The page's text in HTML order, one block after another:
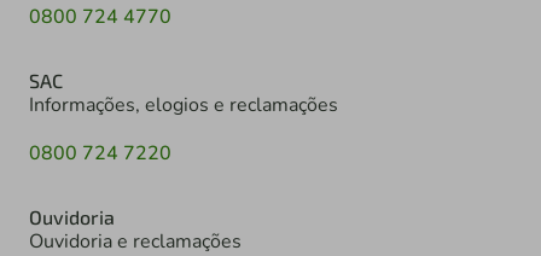
0800 724 4770
SAC
Informações, elogios e reclamações
0800 724 7220
Ouvidoria
Ouvidoria e reclamações